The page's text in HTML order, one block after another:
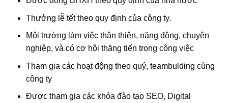
Thưởng lễ tết theo quy định của công ty.
Môi trường làm việc thân thiện, năng động, chuyên
nghiệp, và có cơ hội thăng tiến trong công việc
Tham gia các hoạt động theo quý, teambulding cùng
công ty
Được tham gia các khóa đào tạo SEO, Digital